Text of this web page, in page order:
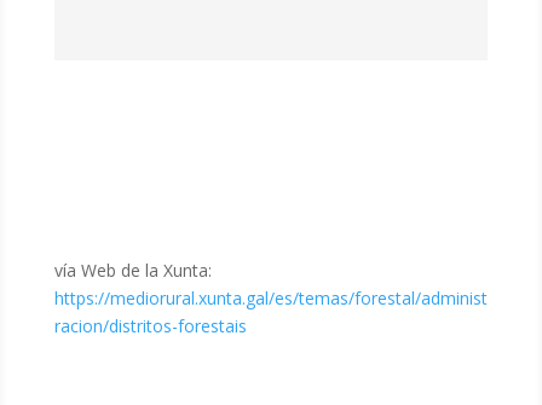
vía Web de la Xunta:
https://mediorural.xunta.gal/es/temas/forestal/administ
racion/distritos-forestais